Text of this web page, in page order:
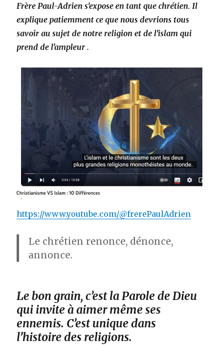
Frère Paul-Adrien s’expose en tant que chrétien. Il
explique patiemment ce que nous devrions tous
savoir au sujet de notre religion et de l’islam qui
prend de l’ampleur .
https://www.youtube.com/@frerePaulAdrien
Le chrétien renonce, dénonce,
annonce.
Le bon grain, c’est la Parole de Dieu
qui invite à aimer même ses
ennemis. C’est unique dans
l’histoire des religions.